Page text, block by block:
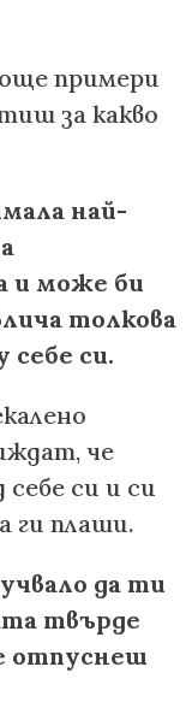
примери
за какво
най-
и може би
толкова
себе си.
че
си и си
ги плаши.
да ти
твърде
отпуснеш